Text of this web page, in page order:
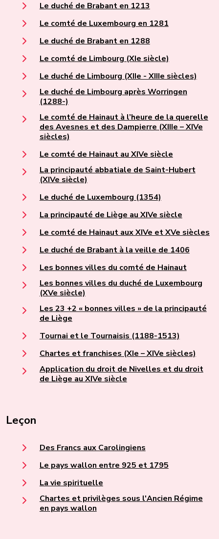
Le duché de Brabant en 1213
Le comté de Luxembourg en 1281
Le duché de Brabant en 1288
Le comté de Limbourg (XIe siècle)
Le duché de Limbourg (XIIe - XIIIe siècles)
Le duché de Limbourg après Worringen
(1288-)
Le comté de Hainaut à l’heure de la querelle
des Avesnes et des Dampierre (XIIIe – XIVe
siècles)
Le comté de Hainaut au XIVe siècle
La principauté abbatiale de Saint-Hubert
(XIVe siècle)
Le duché de Luxembourg (1354)
La principauté de Liège au XIVe siècle
Le comté de Hainaut aux XIVe et XVe siècles
Le duché de Brabant à la veille de 1406
Les bonnes villes du comté de Hainaut
Les bonnes villes du duché de Luxembourg
(XVe siècle)
Les 23 +2 « bonnes villes » de la principauté
de Liège
Tournai et le Tournaisis (1188-1513)
Chartes et franchises (XIe – XIVe siècles)
Application du droit de Nivelles et du droit
de Liège au XIVe siècle
Leçon
Des Francs aux Carolingiens
Le pays wallon entre 925 et 1795
La vie spirituelle
Chartes et privilèges sous l'Ancien Régime
en pays wallon